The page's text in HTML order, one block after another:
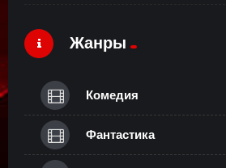
Жанры
Комедия
Фантастика